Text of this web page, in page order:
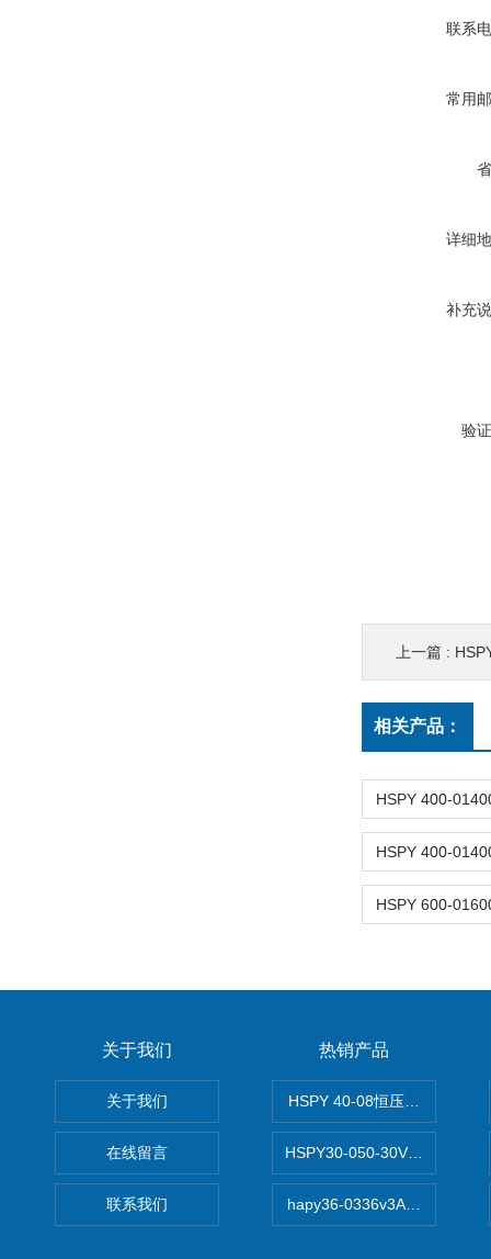
联系
常用
详细
补充
验
上一篇 :
相关产品：
关于我们
关于我们
在线留言
联系我们
热销产品
HSPY 40-08恒压恒流恒功率
HSPY30-050-30V/-05A可调
hapy36-0336v3A高精度小型